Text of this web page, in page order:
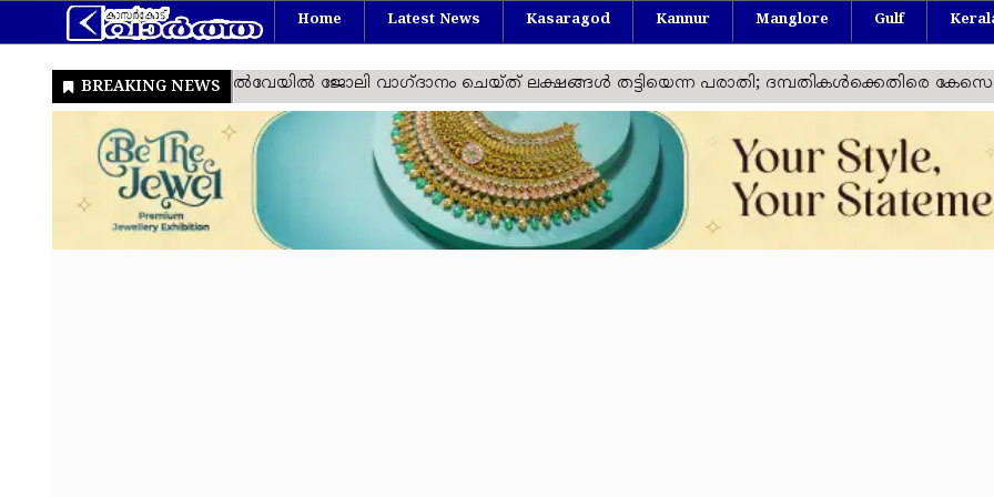
Home Latest News Kasaragod Kannur Manglore Gulf